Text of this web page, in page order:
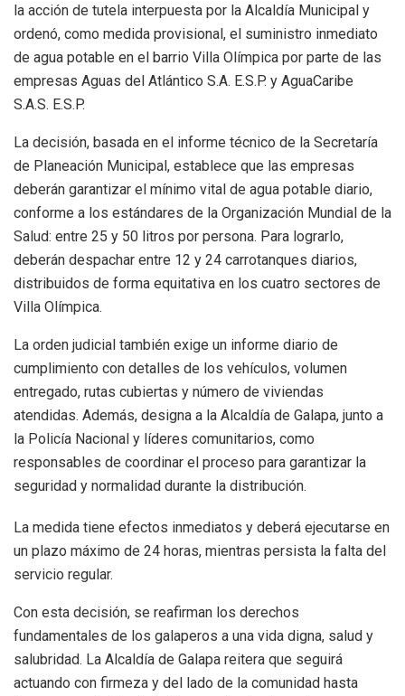
la acción de tutela interpuesta por la Alcaldía Municipal y
ordenó, como medida provisional, el suministro inmediato
de agua potable en el barrio Villa Olímpica por parte de las
empresas Aguas del Atlántico S.A. E.S.P. y AguaCaribe
S.A.S. E.S.P.
La decisión, basada en el informe técnico de la Secretaría
de Planeación Municipal, establece que las empresas
deberán garantizar el mínimo vital de agua potable diario,
conforme a los estándares de la Organización Mundial de la
Salud: entre 25 y 50 litros por persona. Para lograrlo,
deberán despachar entre 12 y 24 carrotanques diarios,
distribuidos de forma equitativa en los cuatro sectores de
Villa Olímpica.
La orden judicial también exige un informe diario de
cumplimiento con detalles de los vehículos, volumen
entregado, rutas cubiertas y número de viviendas
atendidas. Además, designa a la Alcaldía de Galapa, junto a
la Policía Nacional y líderes comunitarios, como
responsables de coordinar el proceso para garantizar la
seguridad y normalidad durante la distribución.
La medida tiene efectos inmediatos y deberá ejecutarse en
un plazo máximo de 24 horas, mientras persista la falta del
servicio regular.
Con esta decisión, se reafirman los derechos
fundamentales de los galaperos a una vida digna, salud y
salubridad. La Alcaldía de Galapa reitera que seguirá
actuando con firmeza y del lado de la comunidad hasta